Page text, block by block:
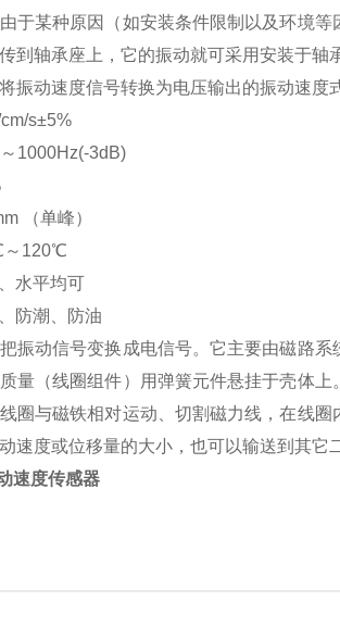
于某种原因（如安装条件限制以及环境
到轴承座上，它的振动就可采用安装于轴
振动速度信号转换为电压输出的振动速度
s±5%
1000Hz(-3dB)
：＜3%
（单峰）
～120℃
水平均可
防潮、防油
振动信号变换成电信号。它主要由磁路
量（线圈组件）用弹簧元件悬挂于壳体
圈与磁铁相对运动、切割磁力线，在线
速度或位移量的大小，也可以输送到其它
速度传感器